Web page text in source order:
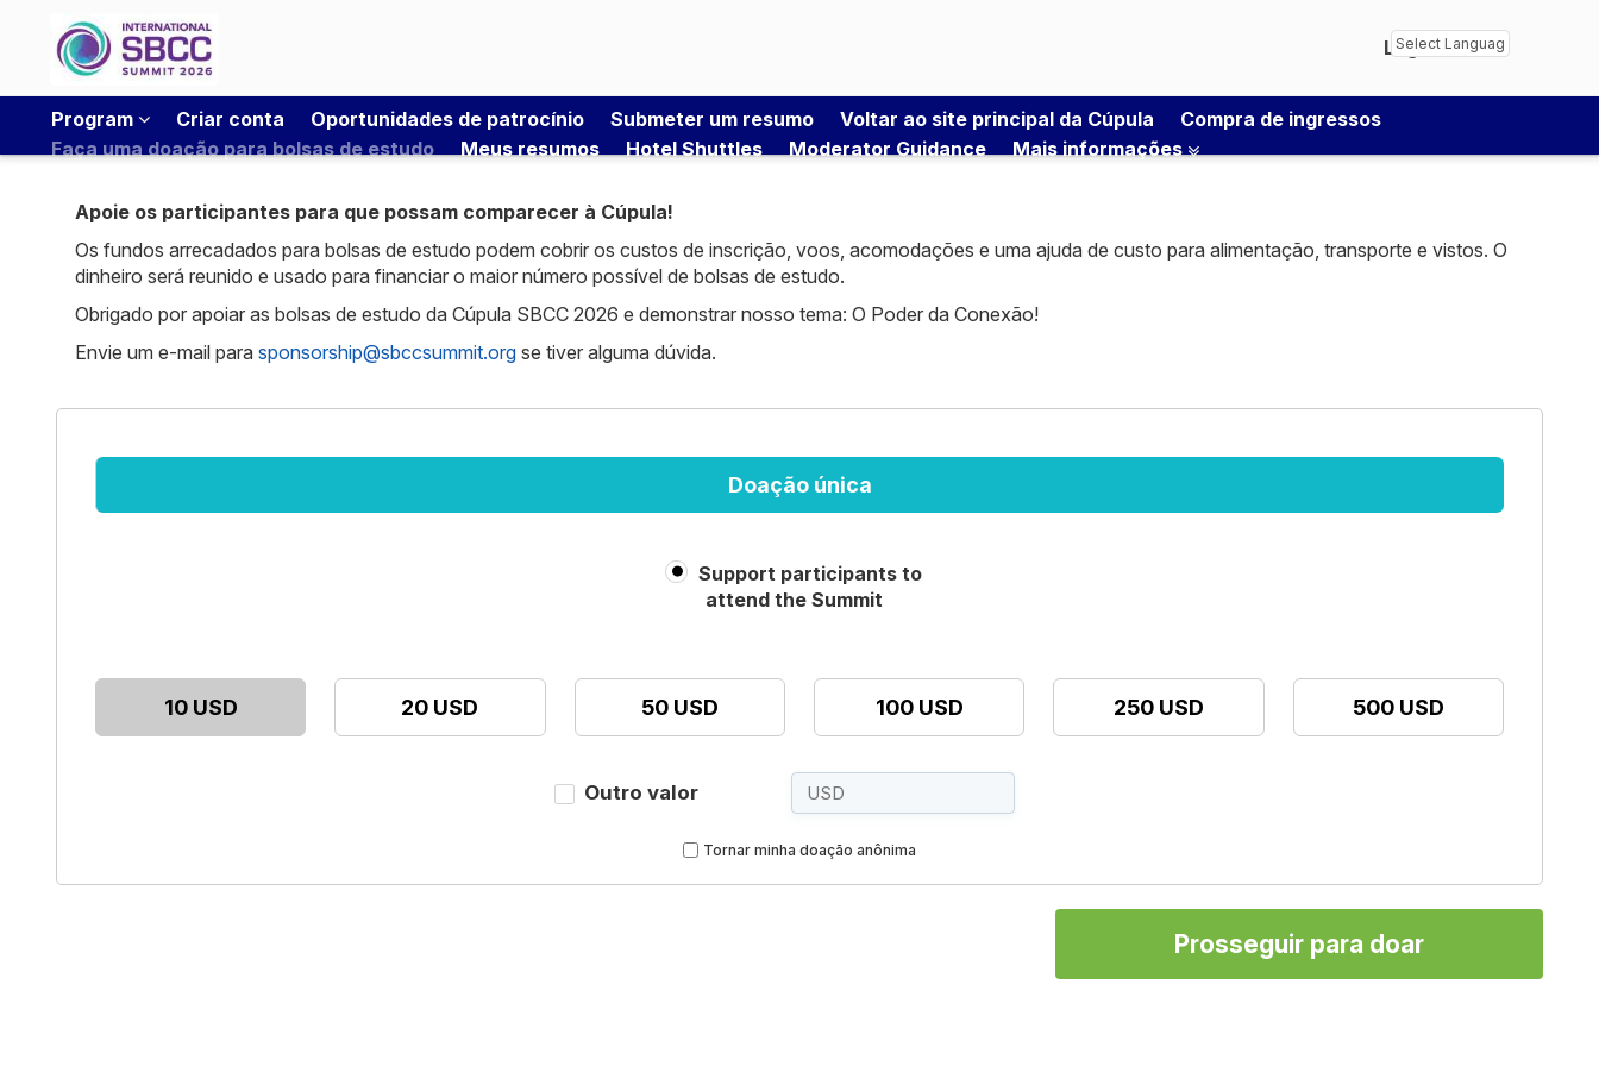
Login
Program
Criar conta Oportunidades de patrocínio Submeter um resumo Voltar ao site principal da Cúpula
Compra de ingressos
Faça uma doação para bolsas de estudo
Meus resumos Hotel Shuttles Moderator Guidance Mais informações
Apoie os participantes para que possam comparecer à Cúpula!
Os fundos arrecadados para bolsas de estudo podem cobrir os custos de inscrição, voos, acomodações e uma ajuda de custo para alimentação, transporte e vistos. O
dinheiro será reunido e usado para financiar o maior número possível de bolsas de estudo.
Obrigado por apoiar as bolsas de estudo da Cúpula SBCC 2026 e demonstrar nosso tema: O Poder da Conexão!
Envie um e-mail para sponsorship@sbccsummit.org se tiver alguma dúvida.
Doação única
Support participants to
attend the Summit
10 USD 20 USD 50 USD 100 USD 250 USD 500 USD
Outro valor
Tornar minha doação anônima
Prosseguir para doar